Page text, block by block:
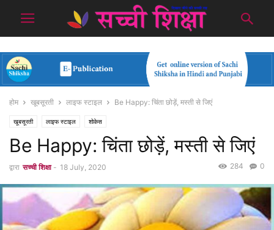
होम खूबसूरती लाइफ स्टाइल Be Happy: चिंता छोड़ें, मस्ती से जिएं
खूबसूरती लाइफ स्टाइल शोकेस
Be Happy: चिंता छोड़ें, मस्ती से जिएं
द्वारा सच्ची शिक्षा - 18 July, 2020 0
284